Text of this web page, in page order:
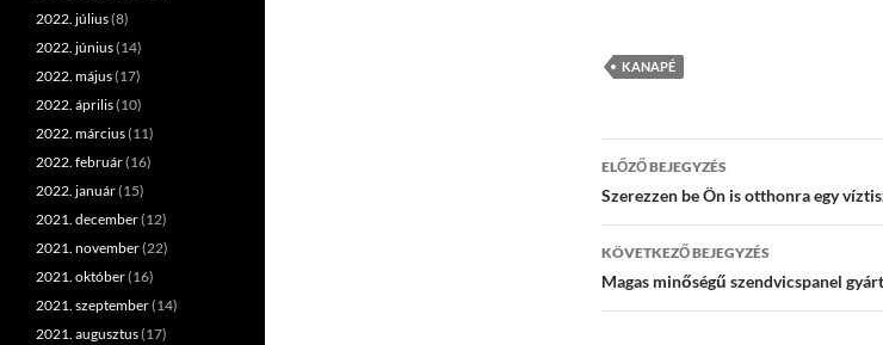
KANAPÉ
Bejegyzés
navigáció
ELŐZŐ BEJEGYZÉS
Szerezzen be Ön is otthonra egy
KÖVETKEZŐ BEJEGYZÉS
Magas minőségű szendvicspanel
2022. július(8)
2022. június(14)
2022. május(17)
2022. április(10)
2022. március(11)
2022. február(16)
2022. január(15)
2021. december(12)
2021. november(22)
2021. október(16)
2021. szeptember(14)
2021. augusztus(17)